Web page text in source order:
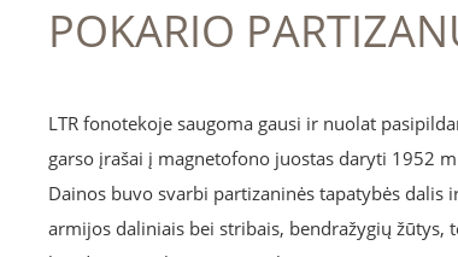
POKARIO
LTR fonotekoje saugoma gausi ir nuolat
garso įrašai į magnetofono juostas daryti 1952
Dainos buvo svarbi partizaninės tapatybės
armijos daliniais bei stribais, bendražygių žūtys,